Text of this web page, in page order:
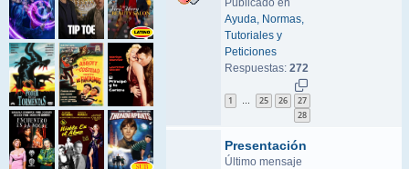
Publicado en
Ayuda, Normas,
Tutoriales y
Peticiones
Respuestas: 272
1 25 26
27
28
Presentación
Último mensaje